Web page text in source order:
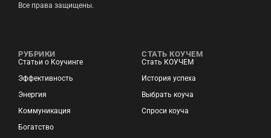
Все права защищены.
РУБРИКИ
Статьи о Коучинге
Эффективность
Энергия
Коммуникация
Богатство
СТАТЬ КОУЧЕМ
Стать КОУЧЕМ
История успеха
Выбрать коуча
Спроси коуча